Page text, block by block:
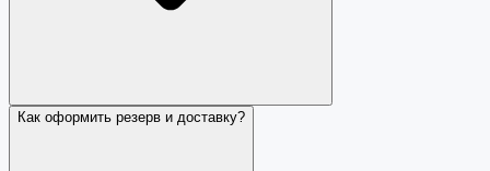
Как оформить резерв и доставку?